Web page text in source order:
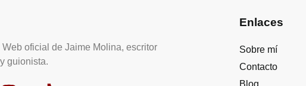
Web oficial de Jaime Molina, escritor
y guionista.
Enlaces
Sobre mí
Contacto